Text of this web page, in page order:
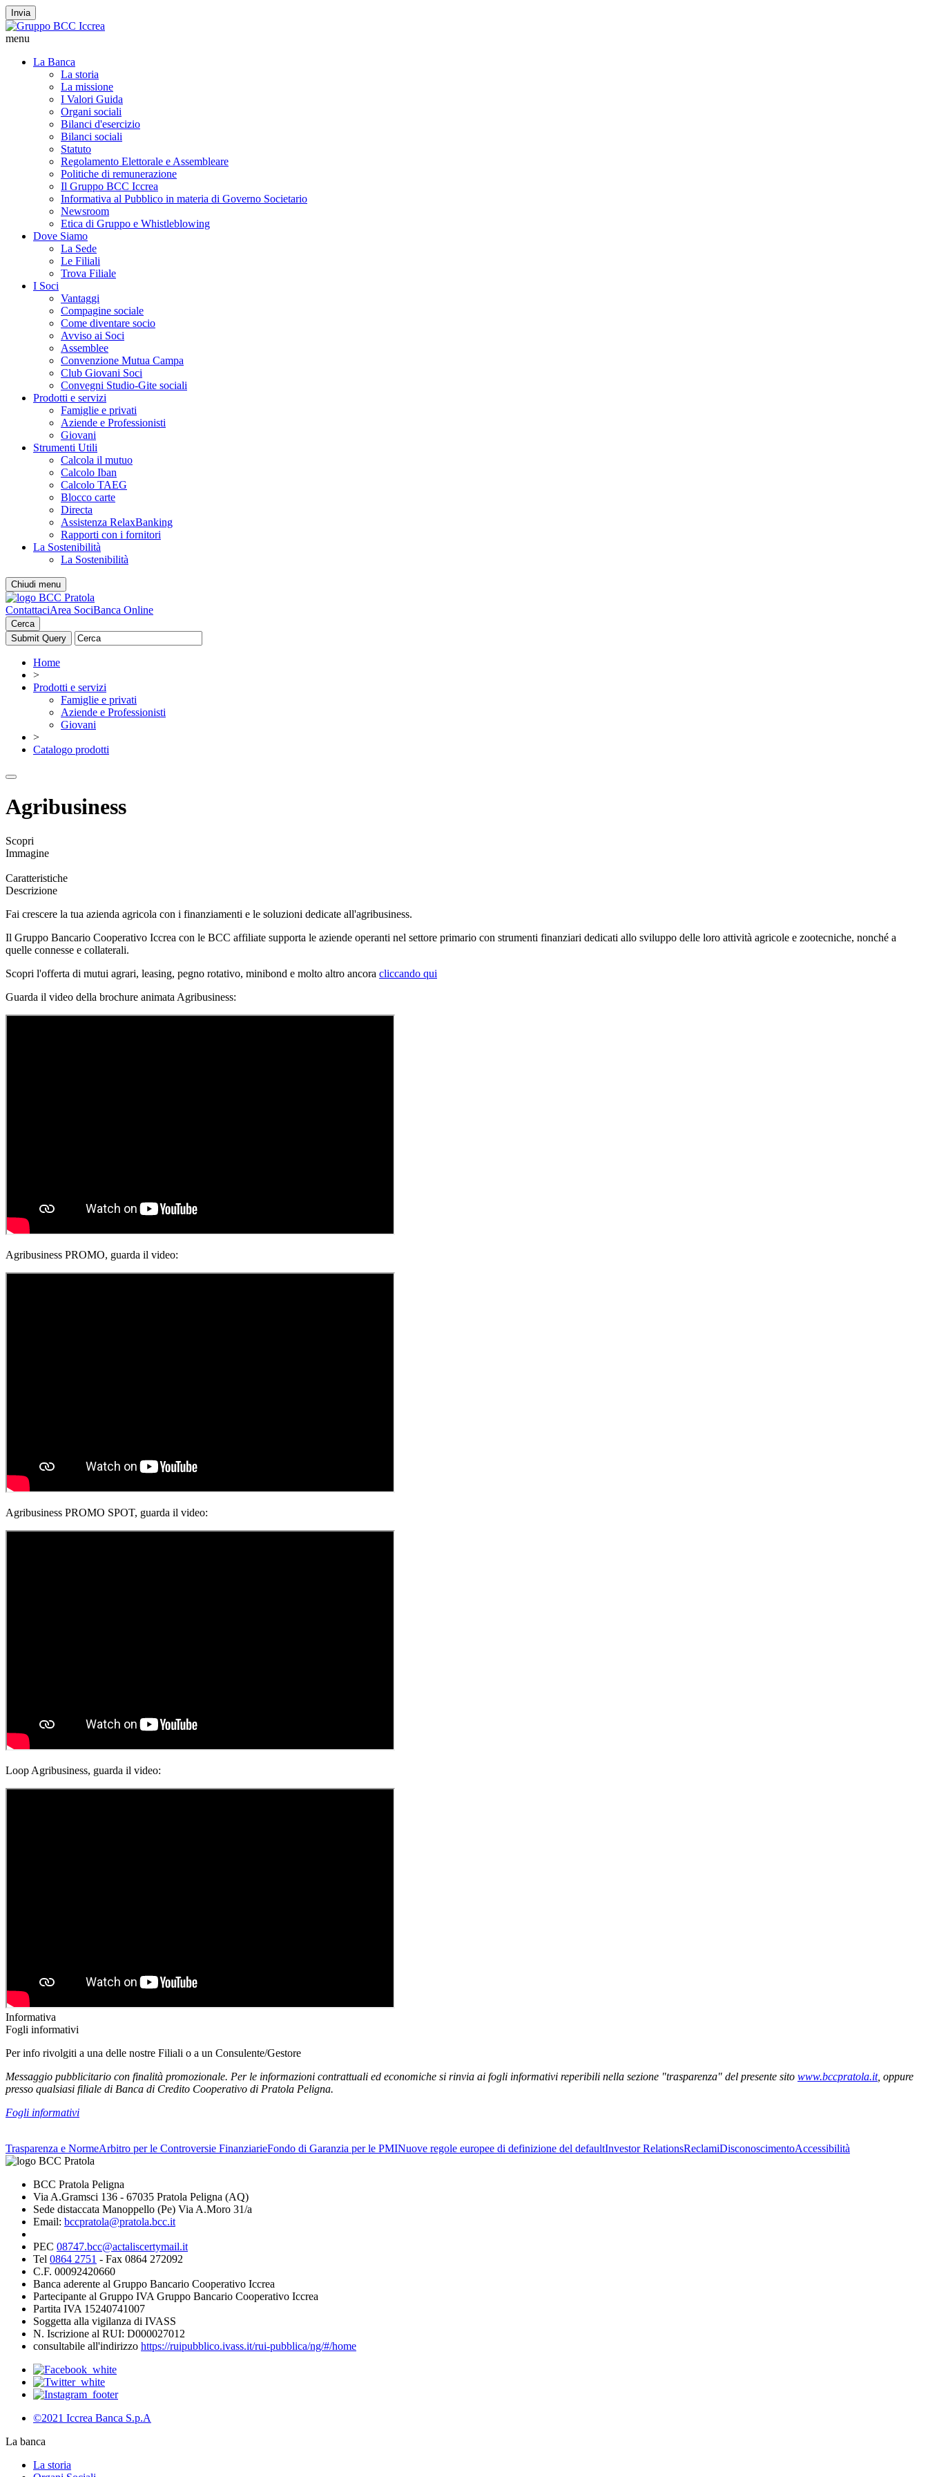
Invia
menu
La Banca
La storia
La missione
I Valori Guida
Organi sociali
Bilanci d'esercizio
Bilanci sociali
Statuto
Regolamento Elettorale e Assembleare
Politiche di remunerazione
Il Gruppo BCC Iccrea
Informativa al Pubblico in materia di Governo Societario
Newsroom
Etica di Gruppo e Whistleblowing
Dove Siamo
La Sede
Le Filiali
Trova Filiale
I Soci
Vantaggi
Compagine sociale
Come diventare socio
Avviso ai Soci
Assemblee
Convenzione Mutua Campa
Club Giovani Soci
Convegni Studio-Gite sociali
Prodotti e servizi
Famiglie e privati
Aziende e Professionisti
Giovani
Strumenti Utili
Calcola il mutuo
Calcolo Iban
Calcolo TAEG
Blocco carte
Directa
Assistenza RelaxBanking
Rapporti con i fornitori
La Sostenibilità
La Sostenibilità
Chiudi menu
ContattaciArea SociBanca Online
Cerca
Home
>
Prodotti e servizi
Famiglie e privati
Aziende e Professionisti
Giovani
>
Catalogo prodotti
Agribusiness
Scopri
Immagine
Caratteristiche
Descrizione
Fai crescere la tua azienda agricola con i finanziamenti e le soluzioni dedicate all'agribusiness.
Il Gruppo Bancario Cooperativo Iccrea con le BCC affiliate supporta le aziende operanti nel settore primario con strumenti finanziari dedicati allo sviluppo delle loro attività agricole e zootecniche, nonché a
quelle connesse e collaterali.
Scopri l'offerta di mutui agrari, leasing, pegno rotativo, minibond e molto altro ancora cliccando qui
Guarda il video della brochure animata Agribusiness:
Agribusiness PROMO, guarda il video:
Agribusiness PROMO SPOT, guarda il video:
Loop Agribusiness, guarda il video:
Informativa
Fogli informativi
Per info rivolgiti a una delle nostre Filiali o a un Consulente/Gestore
Messaggio pubblicitario con finalità promozionale. Per le informazioni contrattuali ed economiche si rinvia ai fogli informativi reperibili nella sezione "trasparenza" del presente sito www.bccpratola.it, oppure
presso qualsiasi filiale di Banca di Credito Cooperativo di Pratola Peligna.
Fogli informativi
Trasparenza e NormeArbitro per le Controversie FinanziarieFondo di Garanzia per le PMINuove regole europee di definizione del defaultInvestor RelationsReclamiDisconoscimentoAccessibilità
BCC Pratola Peligna
Via A.Gramsci 136 - 67035 Pratola Peligna (AQ)
Sede distaccata Manoppello (Pe) Via A.Moro 31/a
Email: bccpratola@pratola.bcc.it
PEC 08747.bcc@actaliscertymail.it
Tel 0864 2751 - Fax 0864 272092
C.F. 00092420660
Banca aderente al Gruppo Bancario Cooperativo Iccrea
Partecipante al Gruppo IVA Gruppo Bancario Cooperativo Iccrea
Partita IVA 15240741007
Soggetta alla vigilanza di IVASS
N. Iscrizione al RUI: D000027012
consultabile all'indirizzo https://ruipubblico.ivass.it/rui-pubblica/ng/#/home
©2021 Iccrea Banca S.p.A
La banca
La storia